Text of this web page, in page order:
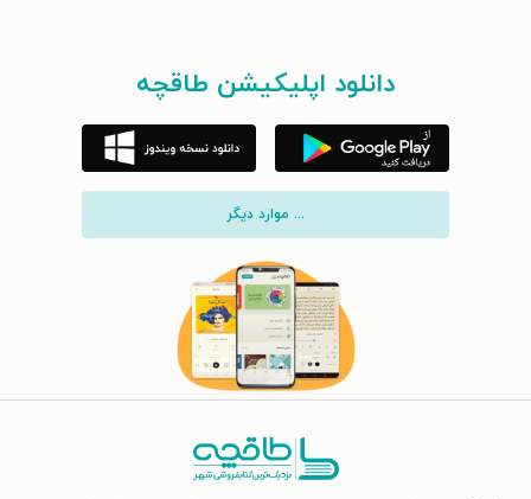
دانلود اپلیکیشن طاقچه
... موارد دیگر